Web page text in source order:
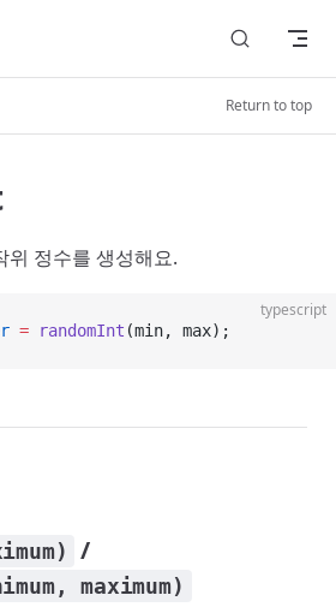
Return to top
위 정수를 생성해요.
typescript
= randomInt (min, max);
/
maximum)